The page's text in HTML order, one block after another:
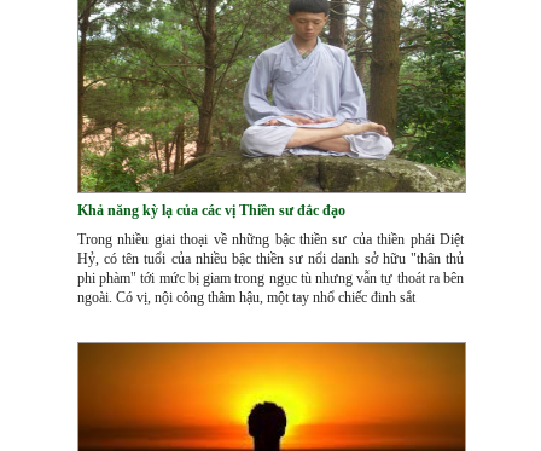
Khả năng kỳ lạ của các vị Thiền sư đắc đạo
Trong nhiều giai thoại về những bậc thiền sư của thiền phái Diệt
Hỷ, có tên tuổi của nhiều bậc thiền sư nổi danh sở hữu "thân thủ
phi phàm" tới mức bị giam trong ngục tù nhưng vẫn tự thoát ra bên
ngoài. Có vị, nội công thâm hậu, một tay nhổ chiếc đinh sắt